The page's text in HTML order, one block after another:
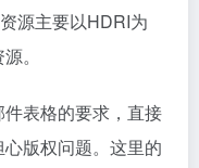
源主要以HDRI为
。
表格的要求，直接
版权问题。这里的